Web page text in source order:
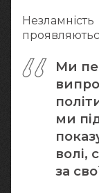
Ми
ми
волі,
за